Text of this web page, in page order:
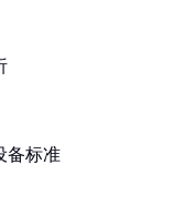
备标准